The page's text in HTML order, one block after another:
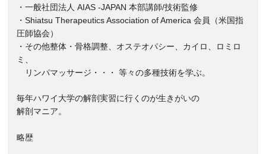
・一般社団法人 AIAS -JAPAN 本部講師/技術監修
・Shiatsu Therapeutics Association of America 会員（米国指
圧師協会）
・その他整体・骨格調整、オステオパシー、カイロ、ロミロ
ミ、
リンパマッサージ・・・ 等々の多種技術を学ぶ。
毎年ハワイ大学の解剖実習に行くのが生きがいの
解剖マニア。
略歴